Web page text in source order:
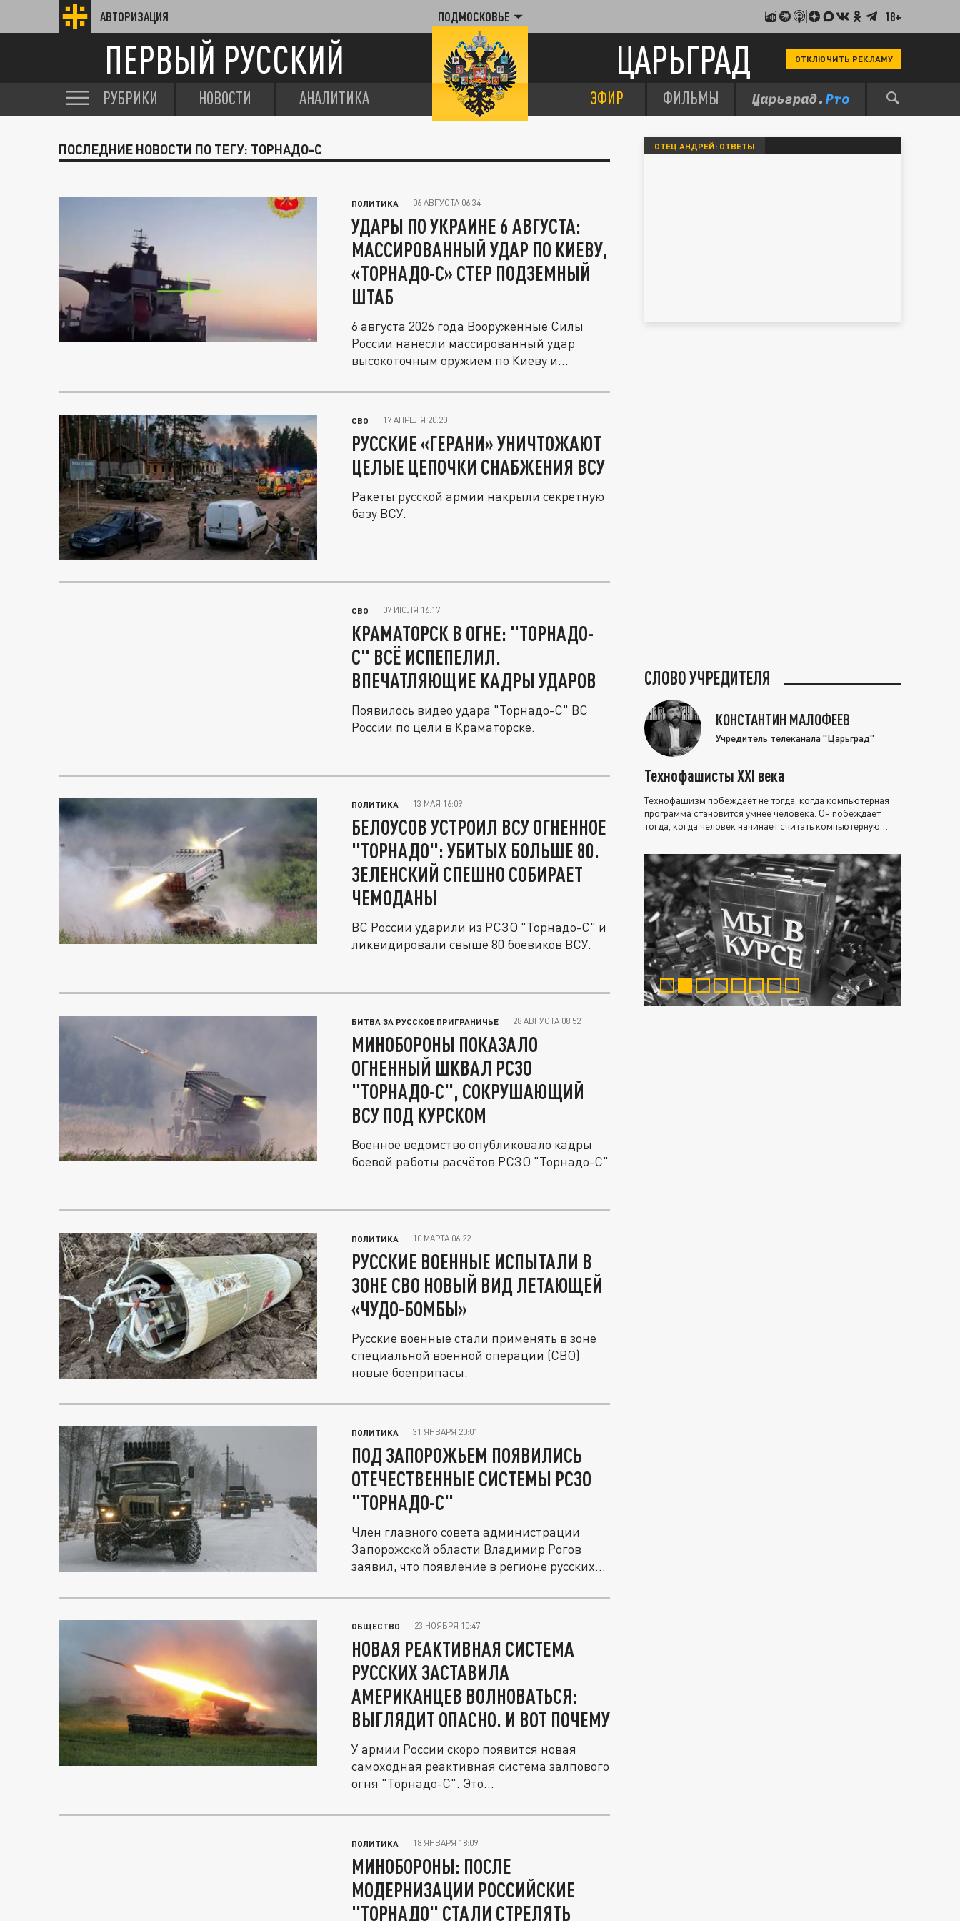
АВТОРИЗАЦИЯ ПОДМОСКОВЬЕ 18+
ПЕРВЫЙ РУССКИЙ ЦАРЬГРАД ОТКЛЮЧИТЬ РЕКЛАМУ
РУБРИКИ НОВОСТИ АНАЛИТИКА ЭФИР ФИЛЬМЫ
ПОСЛЕДНИЕ НОВОСТИ ПО ТЕГУ: ТОРНАДО-С
ПОЛИТИКА 06 АВГУСТА 06:34
УДАРЫ ПО УКРАИНЕ 6 АВГУСТА:
МАССИРОВАННЫЙ УДАР ПО КИЕВУ,
«ТОРНАДО-С» СТЕР ПОДЗЕМНЫЙ
ШТАБ
6 августа 2026 года Вооруженные Силы
России нанесли массированный удар
высокоточным оружием по Киеву и...
СВО 17 АПРЕЛЯ 20:20
РУССКИЕ «ГЕРАНИ» УНИЧТОЖАЮТ
ЦЕЛЫЕ ЦЕПОЧКИ СНАБЖЕНИЯ ВСУ
Ракеты русской армии накрыли секретную
базу ВСУ.
СВО 07 ИЮЛЯ 16:17
КРАМАТОРСК В ОГНЕ: "ТОРНАДО-
С" ВСЁ ИСПЕПЕЛИЛ.
ВПЕЧАТЛЯЮЩИЕ КАДРЫ УДАРОВ
Появилось видео удара "Торнадо-С" ВС
России по цели в Краматорске.
ПОЛИТИКА 13 МАЯ 16:09
БЕЛОУСОВ УСТРОИЛ ВСУ ОГНЕННОЕ
"ТОРНАДО": УБИТЫХ БОЛЬШЕ 80.
ЗЕЛЕНСКИЙ СПЕШНО СОБИРАЕТ
ЧЕМОДАНЫ
ВС России ударили из РСЗО "Торнадо-С" и
ликвидировали свыше 80 боевиков ВСУ.
БИТВА ЗА РУССКОЕ ПРИГРАНИЧЬЕ 28 АВГУСТА 08:52
МИНОБОРОНЫ ПОКАЗАЛО
ОГНЕННЫЙ ШКВАЛ РСЗО
"ТОРНАДО-С", СОКРУШАЮЩИЙ
ВСУ ПОД КУРСКОМ
Военное ведомство опубликовало кадры
боевой работы расчётов РСЗО "Торнадо-С"
ПОЛИТИКА 10 МАРТА 06:22
РУССКИЕ ВОЕННЫЕ ИСПЫТАЛИ В
ЗОНЕ СВО НОВЫЙ ВИД ЛЕТАЮЩЕЙ
«ЧУДО-БОМБЫ»
Русские военные стали применять в зоне
специальной военной операции (СВО)
новые боеприпасы.
ПОЛИТИКА 31 ЯНВАРЯ 20:01
ПОД ЗАПОРОЖЬЕМ ПОЯВИЛИСЬ
ОТЕЧЕСТВЕННЫЕ СИСТЕМЫ РСЗО
"ТОРНАДО-С"
Член главного совета администрации
Запорожской области Владимир Рогов
заявил, что появление в регионе русских...
ОБЩЕСТВО 23 НОЯБРЯ 10:47
НОВАЯ РЕАКТИВНАЯ СИСТЕМА
РУССКИХ ЗАСТАВИЛА
АМЕРИКАНЦЕВ ВОЛНОВАТЬСЯ:
ВЫГЛЯДИТ ОПАСНО. И ВОТ ПОЧЕМУ
У армии России скоро появится новая
самоходная реактивная система залпового
огня "Торнадо-С". Это...
ПОЛИТИКА 18 ЯНВАРЯ 18:09
МИНОБОРОНЫ: ПОСЛЕ
МОДЕРНИЗАЦИИ РОССИЙСКИЕ
"ТОРНАДО" СТАЛИ СТРЕЛЯТЬ
ОТЕЦ АНДРЕЙ: ОТВЕТЫ
СЛОВО УЧРЕДИТЕЛЯ
КОНСТАНТИН МАЛОФЕЕВ
Учредитель телеканала "Царьград"
Технофашисты XXI века
Технофашизм побеждает не тогда, когда компьютерная
программа становится умнее человека. Он побеждает
тогда, когда человек начинает считать компьютерную